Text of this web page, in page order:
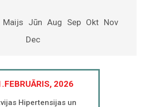
Maijs Jūn Aug Sep Okt Nov
Dec
2026
Hipertensijas un